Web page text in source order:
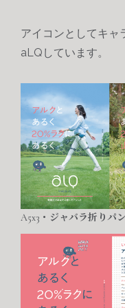
アイコンとしてキャ
aLQしています。
A5x3・ジャバラ折りパ